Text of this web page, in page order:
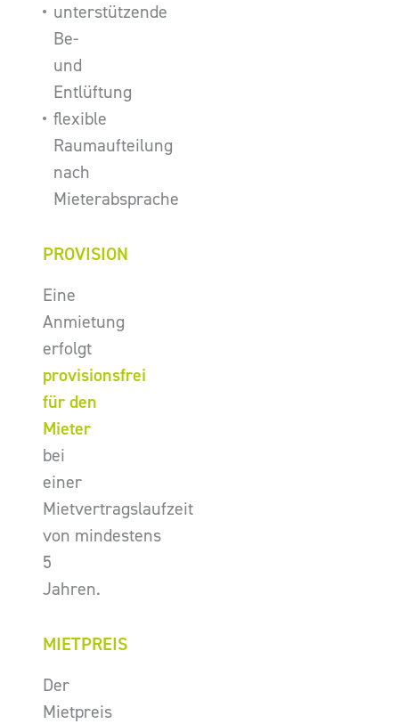
unterstützende
Be-
und
Entlüftung
flexible
Raumaufteilung
nach
Mieterabsprache
PROVISION
Eine
Anmietung
erfolgt
provisionsfrei
für den
Mieter
bei
einer
Mietvertragslaufzeit
von mindestens
5
Jahren.
MIETPREIS
Der
Mietpreis